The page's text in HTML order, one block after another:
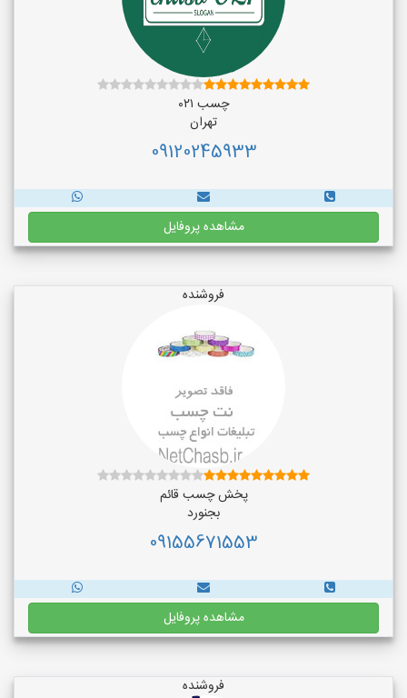
چسب ۰۲۱
تهران
09120245933
مشاهده پروفایل
فروشنده
پخش چسب قائم
بجنورد
09155671553
مشاهده پروفایل
فروشنده